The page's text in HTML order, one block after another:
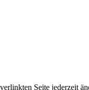
Seite jederzeit